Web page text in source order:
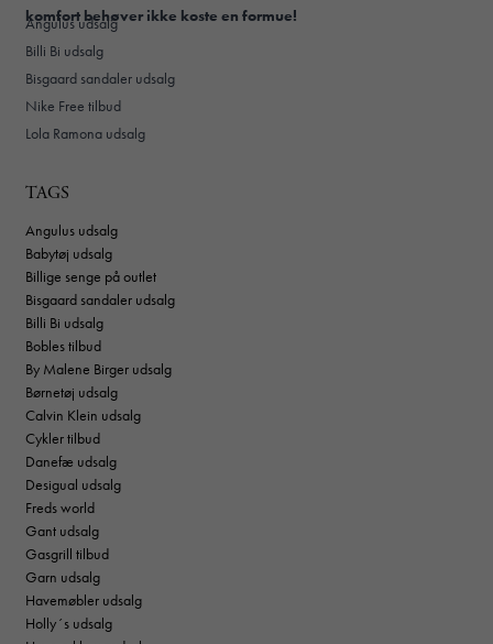
TAGS
Angulus udsalg
Babytøj udsalg
Billige senge på outlet
Bisgaard sandaler udsalg
Billi Bi udsalg
Bobles tilbud
By Malene Birger udsalg
Børnetøj udsalg
Calvin Klein udsalg
Cykler tilbud
Danefæ udsalg
Desigual udsalg
Freds world
Gant udsalg
Gasgrill tilbud
Garn udsalg
Havemøbler udsalg
Holly´s udsalg
komfort behøver ikke koste en formue!
Angulus udsalg
Billi Bi udsalg
Bisgaard sandaler udsalg
Nike Free tilbud
Lola Ramona udsalg